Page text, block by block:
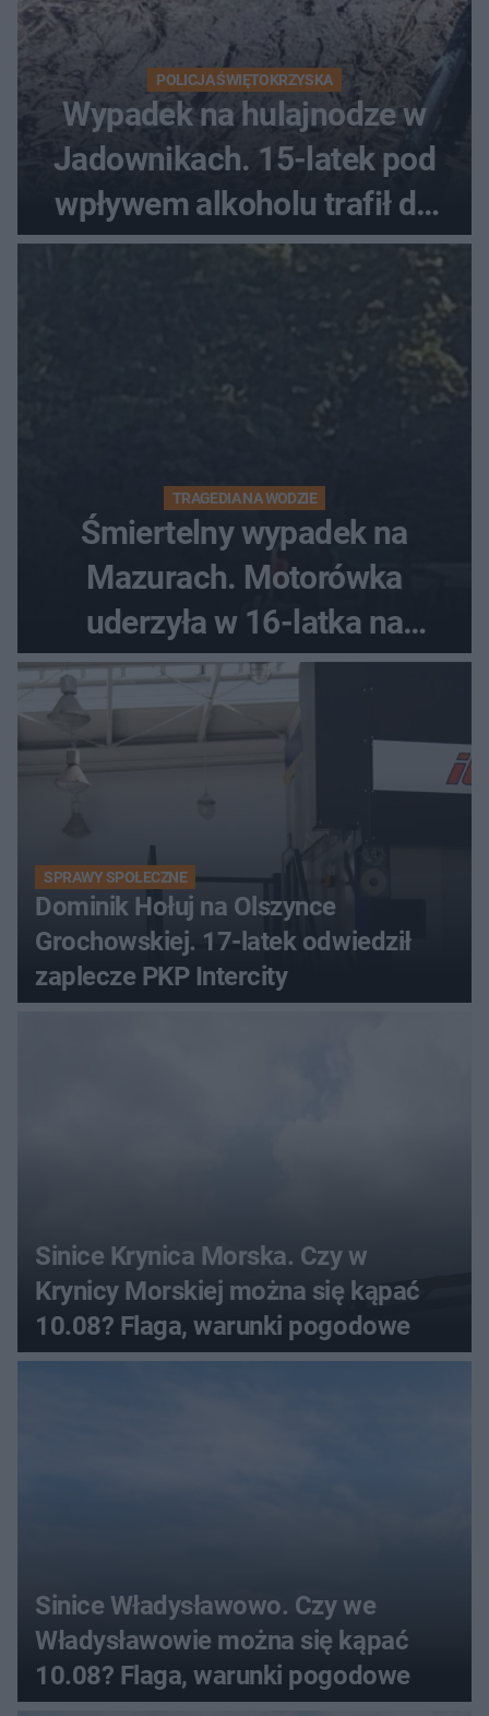
POLICJA ŚWIĘTOKRZYSKA
Wypadek na hulajnodze w
Jadownikach. 15-latek pod
wpływem alkoholu trafił do
szpitala
TRAGEDIA NA WODZIE
Śmiertelny wypadek na
Mazurach. Motorówka
uderzyła w 16-latka na
skuterze
SPRAWY SPOŁECZNE
Dominik Hołuj na Olszynce
Grochowskiej. 17-latek odwiedził
zaplecze PKP Intercity
Sinice Krynica Morska. Czy w
Krynicy Morskiej można się kąpać
10.08? Flaga, warunki pogodowe
Sinice Władysławowo. Czy we
Władysławowie można się kąpać
10.08? Flaga, warunki pogodowe